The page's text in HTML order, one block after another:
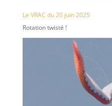
Le VRAC du 20 juin 2025
Rotation twisté !